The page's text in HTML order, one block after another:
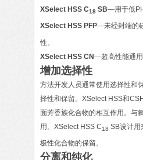
XSelect HSS C18 SB—用于低
XSelect HSS PFP—未经封端的
性。
XSelect HSS CN—超高性能通用
增加选择性
方法开发人员通常使用选择性和
择性和保留。XSelect HSS和
面芳香族化合物的相互作用。与
用。XSelect HSS C18 SB设计用
极性化合物的保留。
分离和纯化